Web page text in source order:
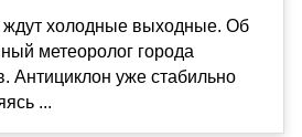
холодные выходные. Об
метеоролог города
Антициклон уже стабильно
...